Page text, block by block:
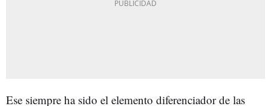
Ese siempre ha sido el elemento diferenciador de las